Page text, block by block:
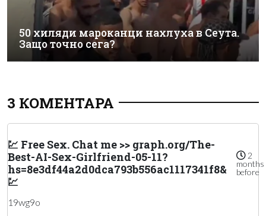
50 хиляди мароканци нахлуха в Сеута.
Защо точно сега?
3 КОМЕНТАРА
💹 Free Sex. Chat me >> graph.org/The-
Best-AI-Sex-Girlfriend-05-11?
hs=8e3df44a2d0dca793b556ac1117341f8&
💹
2
months
before
19wg9o